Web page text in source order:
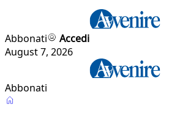
Abbonati
Accedi
August 7, 2026
Abbonati